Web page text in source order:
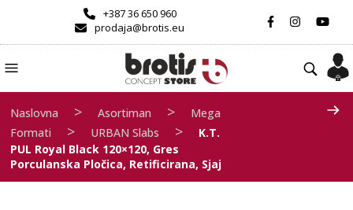
+387 36 650 960
prodaja@brotis.eu
Naslovna > Asortiman >
Mega
Formati
> URBAN Slabs >
K.T.
PUL Royal Black 120×120, Gres
Porculanska Pločica, Retificirana, Sjaj